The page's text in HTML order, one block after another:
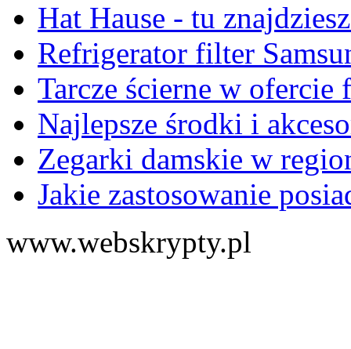
Hat Hause - tu
Refrigerator filter
Tarcze ścierne w
Najlepsze środki i
Zegarki damskie w
Jakie zastosowanie
www.webskrypty.pl